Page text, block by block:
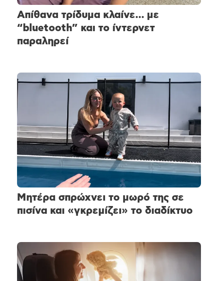
Απίθανα τρίδυμα κλαίνε… με
“bluetooth” και το ίντερνετ
παραληρεί
Μητέρα σπρώχνει το μωρό της σε
πισίνα και «γκρεμίζει» το διαδίκτυο